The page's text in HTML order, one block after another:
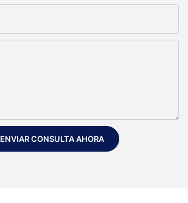
ENVIAR CONSULTA AHORA